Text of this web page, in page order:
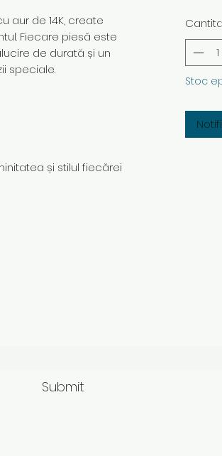
aur de 14K, create
Fiecare piesă este
de durată și un
speciale.
și stilul fiecărei
Stoc
Submit